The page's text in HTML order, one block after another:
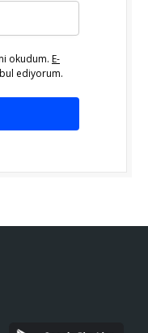
okudum. E-
ediyorum.